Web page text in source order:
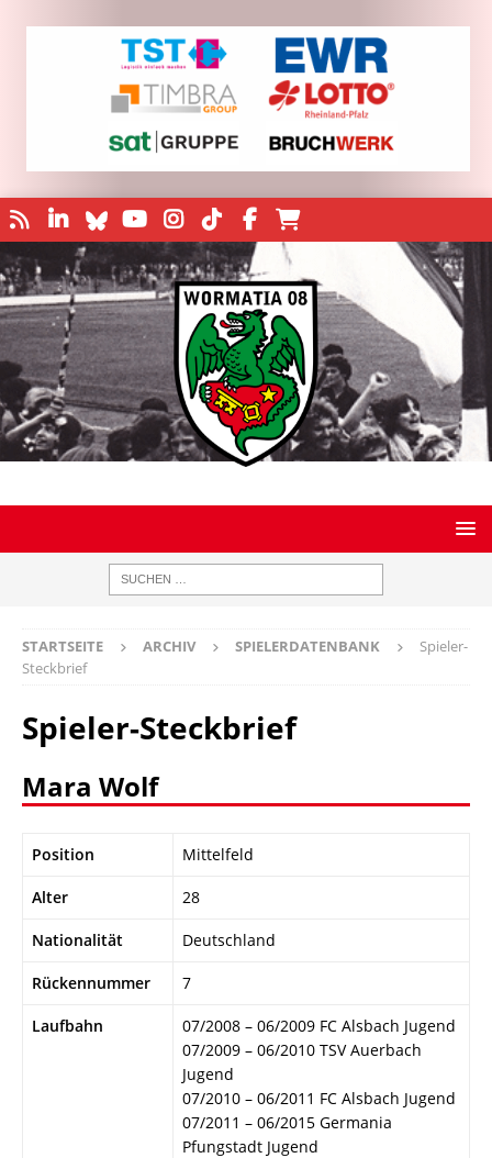
STARTSEITE ARCHIV SPIELERDATENBANK
Spieler-
Steckbrief
Spieler-Steckbrief
Mara Wolf
Position Mittelfeld
Alter 28
Nationalität Deutschland
Rückennummer 7
Laufbahn
07/2008 – 06/2009 FC Alsbach Jugend
07/2009 – 06/2010 TSV Auerbach
Jugend
07/2010 – 06/2011 FC Alsbach Jugend
07/2011 – 06/2015 Germania
Pfungstadt Jugend